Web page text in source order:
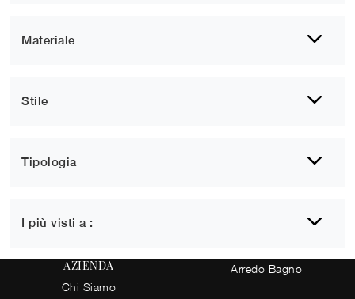
Materiale
Stile
Tipologia
I più visti a :
AZIENDA
Chi Siamo
Arredo Bagno